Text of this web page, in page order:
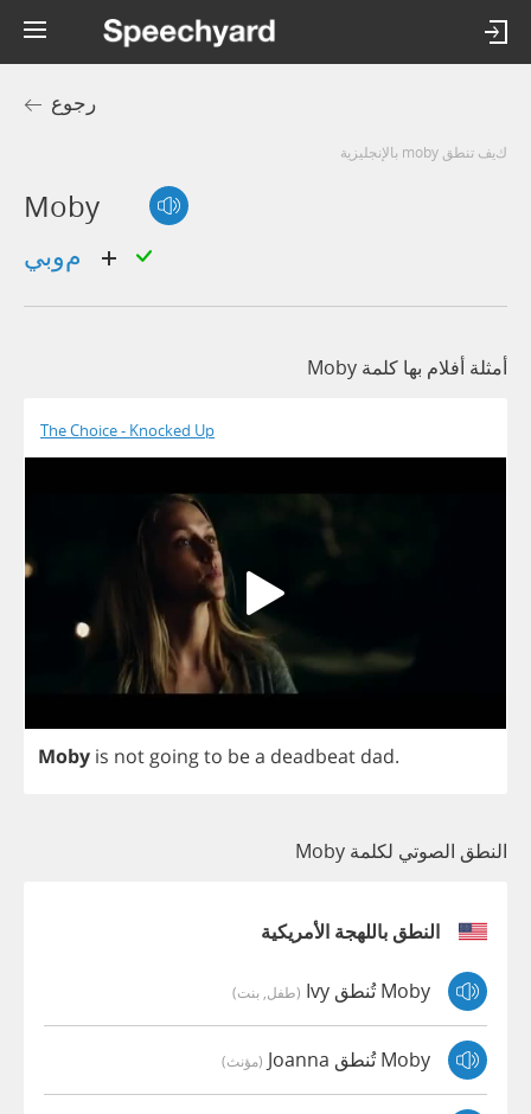
رجوع
كيف تنطق moby بالإنجليزية
Moby
أمثلة أفلام بها كلمة Moby
The Choice - Knocked Up
Moby is not goingto bea deadbeat dad.
النطق الصوتي لكلمة Moby
النطق باللهجة الأمريكية
Moby تُنطق Ivy (طفل, بنت)
Moby تُنطق Joanna (مؤنث)